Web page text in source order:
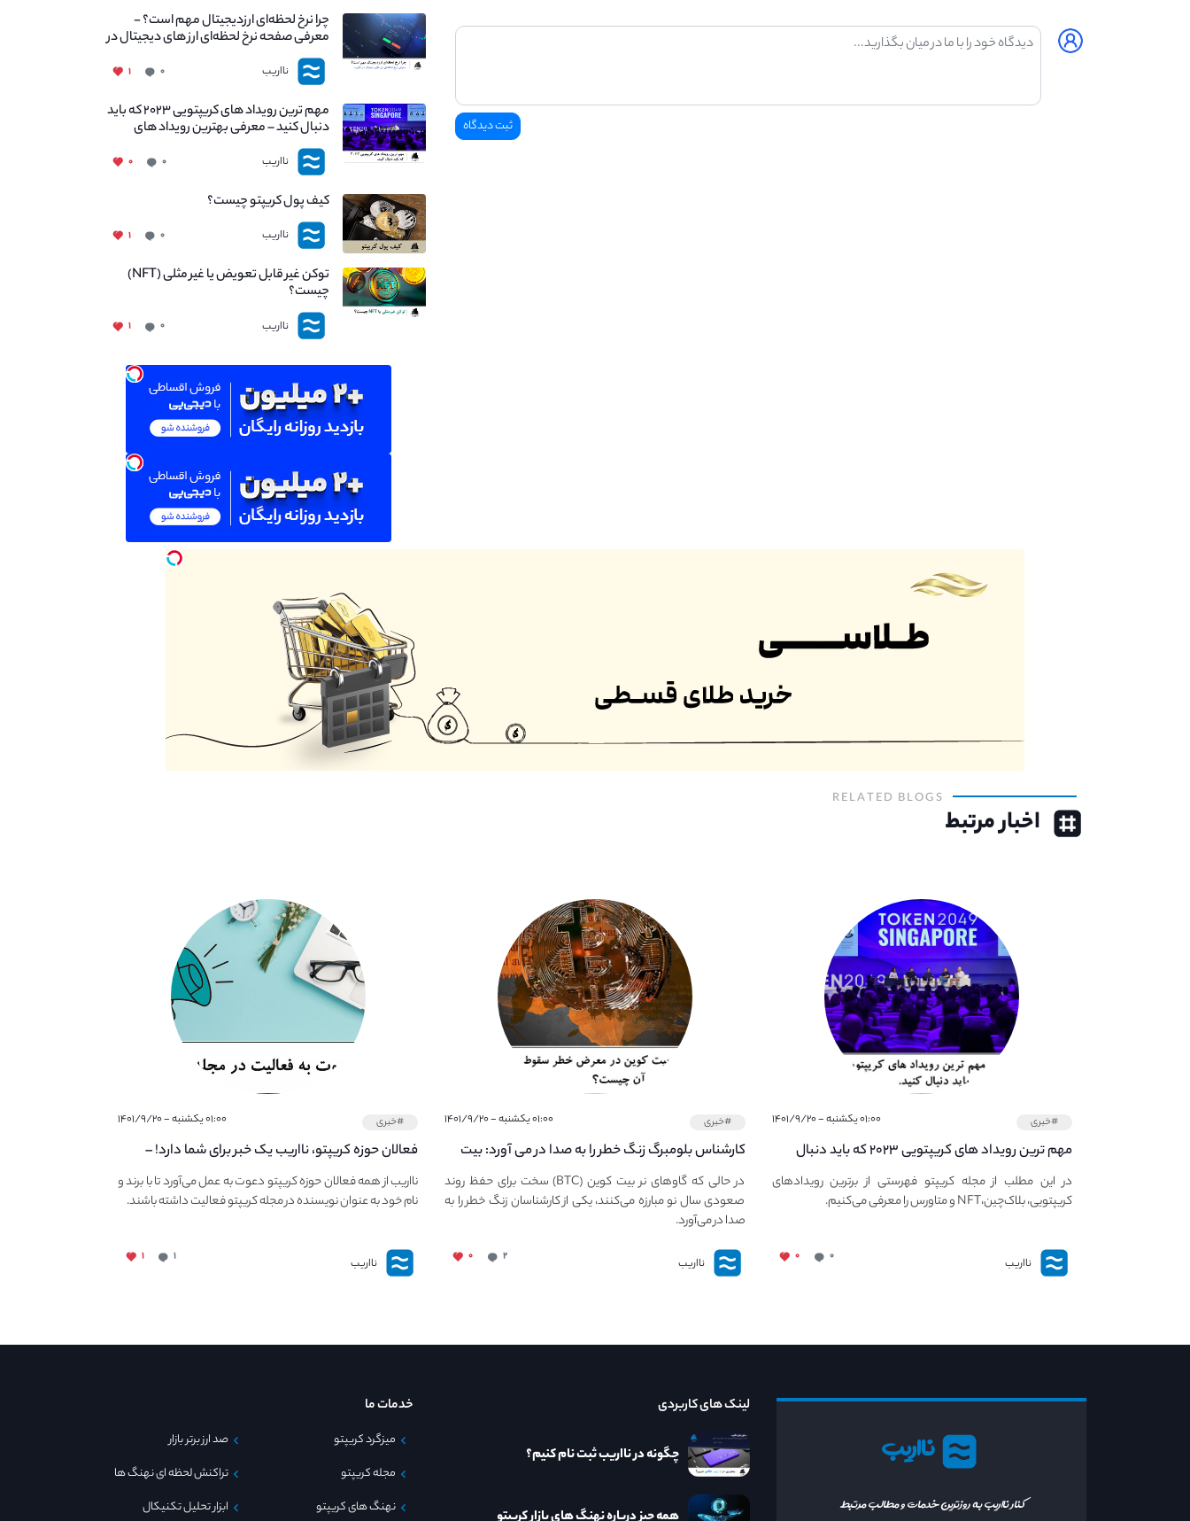
چرا نرخ لحظه‌ای ارزدیجیتال مهم است؟ -
معرفی صفحه نرخ لحظه‌ای ارز های دیجیتال در
نااریب
نااریب ۰ ۱
مهم ترین رویداد های کریپتویی ۲۰۲۳ که باید
دنبال کنید – معرفی بهترین رویداد های
جهانی
نااریب ۰ ۰
کیف پول کریپتو چیست؟
نااریب ۰ ۱
توکن غیر قابل تعویض یا غیر مثلی (NFT)
چیست؟
نااریب ۰ ۱
RELATED BLOGS
اخبار مرتبط
#خبری ۰۱:۰۰ یکشنبه - ۱۴۰۱/۹/۲۰
مهم ترین رویداد های کریپتویی ۲۰۲۳ که باید دنبال
کنید – معرفی بهترین رویداد های جهانی
در این مطلب از مجله کریپتو فهرستی از برترین رویدادهای
کریپتویی، بلاک‌چین،NFT و متاورس را معرفی می‌کنیم.
نااریب ۰ ۰
#خبری ۰۱:۰۰ یکشنبه - ۱۴۰۱/۹/۲۰
کارشناس بلومبرگ زنگ خطر را به صدا در می آورد: بیت
کوین در معرض خطر سقوط بزرگ است - دلیل آن
چیست؟
در حالی که گاوهای نر بیت کوین (BTC) سخت برای حفظ روند
صعودی سال نو مبارزه می‌کنند، یکی از کارشناسان زنگ خطر را به
صدا در می‌آورد.
نااریب ۲ ۰
#خبری ۰۱:۰۰ یکشنبه - ۱۴۰۱/۹/۲۰
فعالان حوزه کریپتو، نااریب یک خبر برای شما دارد! –
دعوت به فعالیت در مجله کریپتو
نااریب از همه فعالان حوزه کریپتو دعوت به عمل می‌آورد تا با برند و
نام خود به عنوان نویسنده در مجله کریپتو فعالیت داشته باشند.
نااریب ۱ ۱
نااریب
کنار نااریب به روزترین خدمات و مطالب مرتبط
لینک های کاربردی
چگونه در نااریب ثبت نام کنیم؟
خدمات ما
میزگرد کریپتو
مجله کریپتو
نهنگ های کریپتو
صد ارز برتر بازار
تراکنش لحظه ای نهنگ ها
ابزار تحلیل تکنیکال